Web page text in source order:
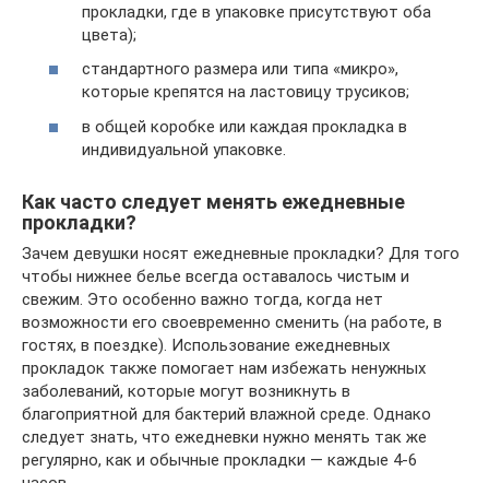
прокладки, где в упаковке присутствуют оба
цвета);
стандартного размера или типа «микро»,
которые крепятся на ластовицу трусиков;
в общей коробке или каждая прокладка в
индивидуальной упаковке.
Как часто следует менять ежедневные
прокладки?
Зачем девушки носят ежедневные прокладки? Для того
чтобы нижнее белье всегда оставалось чистым и
свежим. Это особенно важно тогда, когда нет
возможности его своевременно сменить (на работе, в
гостях, в поездке). Использование ежедневных
прокладок также помогает нам избежать ненужных
заболеваний, которые могут возникнуть в
благоприятной для бактерий влажной среде. Однако
следует знать, что ежедневки нужно менять так же
регулярно, как и обычные прокладки — каждые 4-6